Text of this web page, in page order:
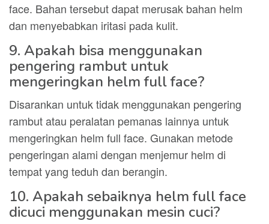
face. Bahan tersebut dapat merusak bahan helm
dan menyebabkan iritasi pada kulit.
9. Apakah bisa menggunakan
pengering rambut untuk
mengeringkan helm full face?
Disarankan untuk tidak menggunakan pengering
rambut atau peralatan pemanas lainnya untuk
mengeringkan helm full face. Gunakan metode
pengeringan alami dengan menjemur helm di
tempat yang teduh dan berangin.
10. Apakah sebaiknya helm full face
dicuci menggunakan mesin cuci?